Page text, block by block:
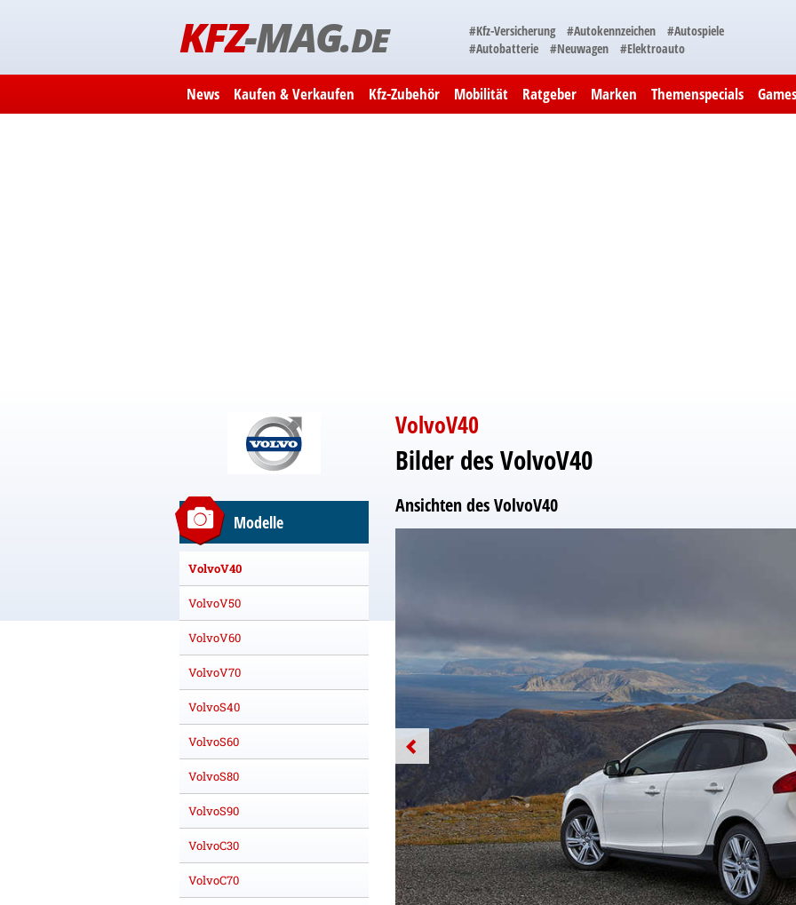
KFZ-MAG.DE #Kfz-Versicherung #Autokennzeichen
#Autospiele
#Autobatterie
#Neuwagen #Elektroauto
News Kaufen & Verkaufen Kfz-Zubehör Mobilität Ratgeber Marken Themenspecials Games
VolvoV40
Bilder des VolvoV40
Ansichten des VolvoV40
Modelle
VolvoV40
VolvoV50
VolvoV60
VolvoV70
VolvoS40
VolvoS60
VolvoS80
VolvoS90
VolvoC30
VolvoC70